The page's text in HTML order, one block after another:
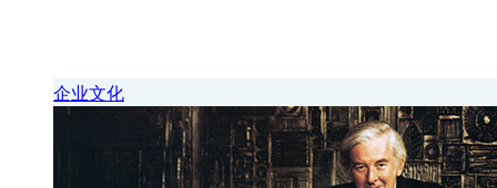
企业文化